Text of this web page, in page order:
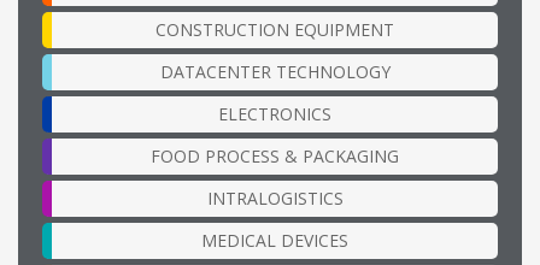
CONSTRUCTION EQUIPMENT
DATACENTER TECHNOLOGY
ELECTRONICS
FOOD PROCESS & PACKAGING
INTRALOGISTICS
MEDICAL DEVICES